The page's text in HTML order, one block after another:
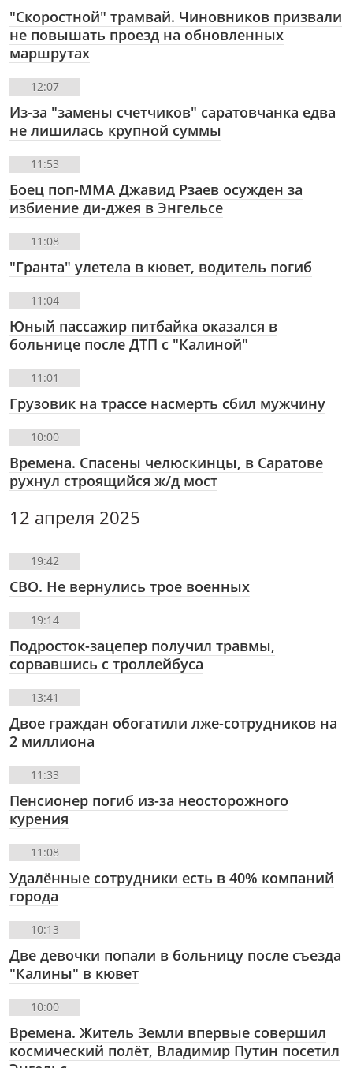
"Скоростной" трамвай. Чиновников призвали
не повышать проезд на обновленных
маршрутах
12:07
Из-за "замены счетчиков" саратовчанка едва
не лишилась крупной суммы
11:53
Боец поп-ММА Джавид Рзаев осужден за
избиение ди-джея в Энгельсе
11:08
"Гранта" улетела в кювет, водитель погиб
11:04
Юный пассажир питбайка оказался в
больнице после ДТП с "Калиной"
11:01
Грузовик на трассе насмерть сбил мужчину
10:00
Времена. Спасены челюскинцы, в Саратове
рухнул строящийся ж/д мост
12 апреля 2025
19:42
СВО. Не вернулись трое военных
19:14
Подросток-зацепер получил травмы,
сорвавшись с троллейбуса
13:41
Двое граждан обогатили лже-сотрудников на
2 миллиона
11:33
Пенсионер погиб из-за неосторожного
курения
11:08
Удалённые сотрудники есть в 40% компаний
города
10:13
Две девочки попали в больницу после съезда
"Калины" в кювет
10:00
Времена. Житель Земли впервые совершил
космический полёт, Владимир Путин посетил